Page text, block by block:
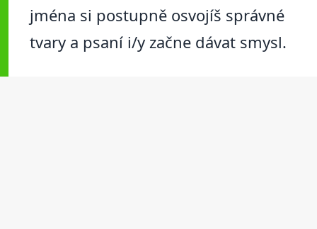
jména si postupně osvojíš správné
tvary a psaní i/y začne dávat smysl.